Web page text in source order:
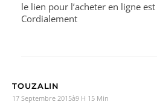
le lien pour l’acheter en ligne
Cordialement
TOUZALIN
17 Septembre 2015à9 H 15 Min